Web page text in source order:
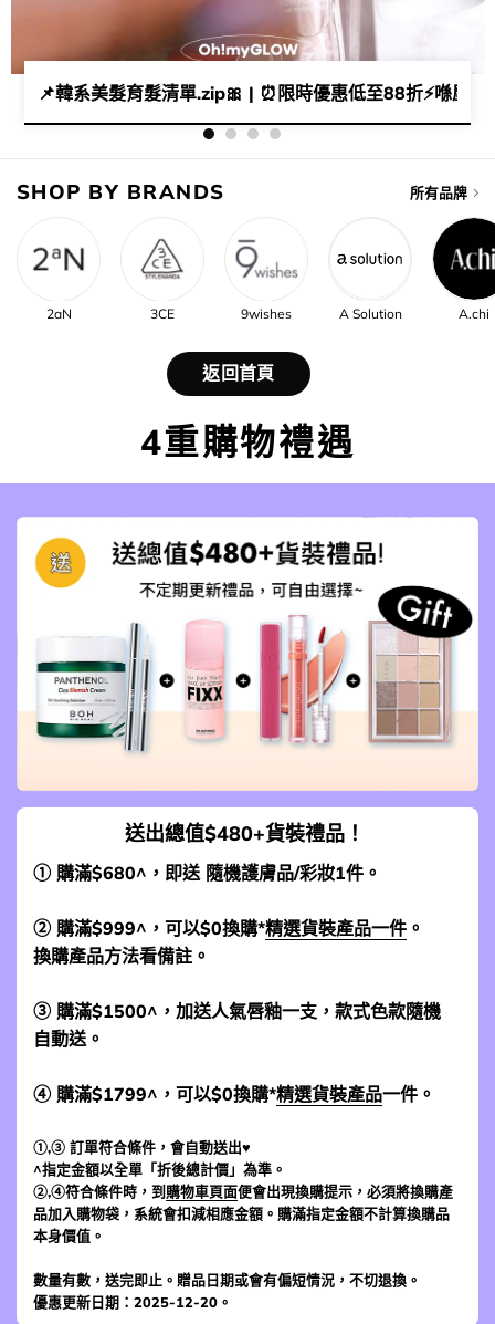
📌​韓系美髮育髮清單.zip🎀​ | ​⏰​限時優惠低至88折⚡​喺屋
頭髮蓬鬆又super shine✨🎶
SHOP BY BRANDS 所有品牌
2aN 3CE 9wishes A Solution A.chi
返回首頁
4重購物禮遇
送出總值$480+貨裝禮品！
① 購滿$680^，即送 隨機護膚品/彩妝1件。
② 購滿$999^，可以$0換購*精選貨裝產品一件 。
換購產品方法看備註。
③ 購滿$1500^，加送人氣唇釉一支，款式色款隨機
自動送。
④ 購滿$1799^，可以$0換購*精選貨裝產品一件。
①,③ 訂單符合條件，會自動送出♥
^指定金額以全單「折後總計價」為準。
②,④符合條件時，到 購物車頁面便會出現換購提示，必須將換購產
品加入購物袋，系統會扣減相應金額。購滿指定金額不計算換購品
本身價值。
數量有數，送完即止。贈品日期或會有偏短情況，不切退換。
優惠更新日期：2025-12-20。